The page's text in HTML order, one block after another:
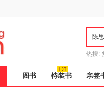
热搜:
图书 特装书 亲签